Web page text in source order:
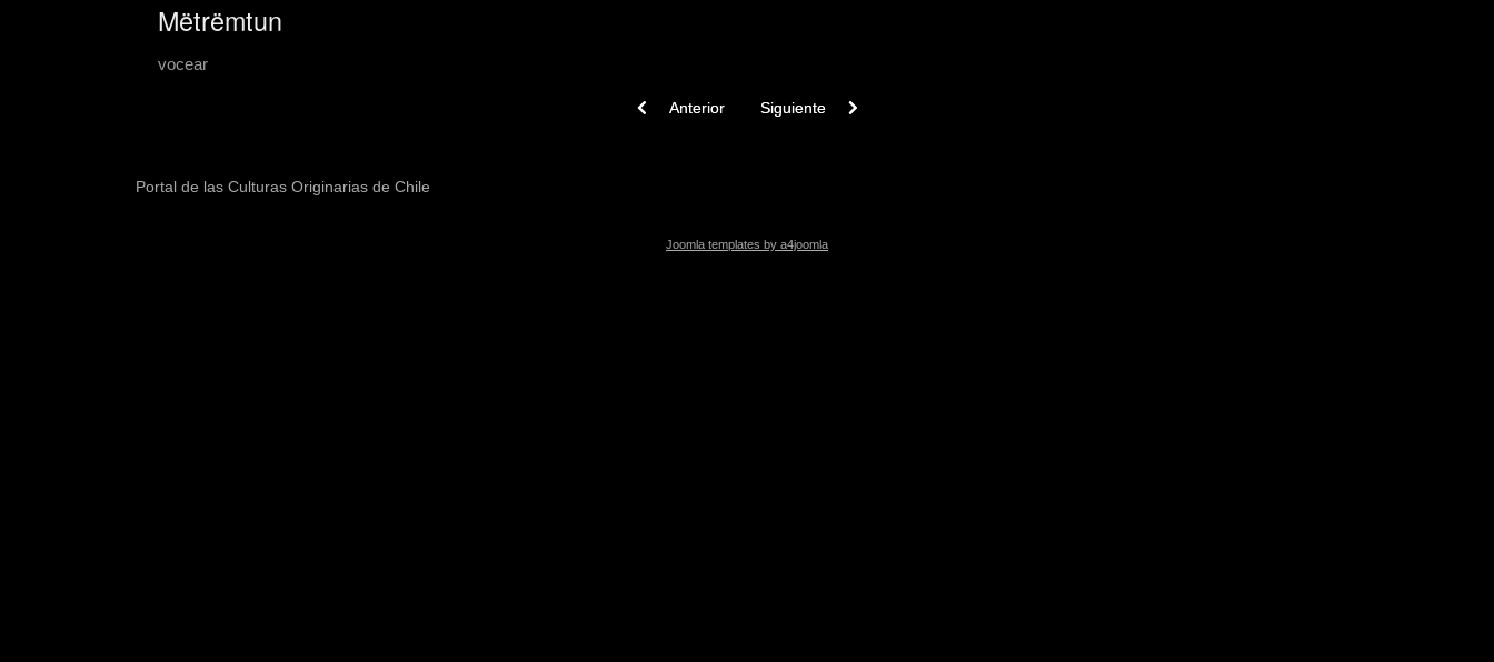
Mëtrëmtun
vocear
Previous article: Mëtrëmn. Mëtrëmün
Anterior Next article: Mëtrongkantun
Siguiente
Portal de las Culturas Originarias de Chile
Joomla templates by a4joomla